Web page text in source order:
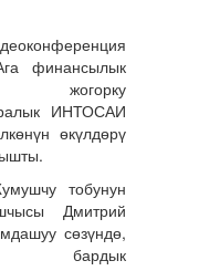
финансылык
жогорку
ИНТОСАИ
өкүлдөрү
Дмитрий
сөзүндө,
бардык